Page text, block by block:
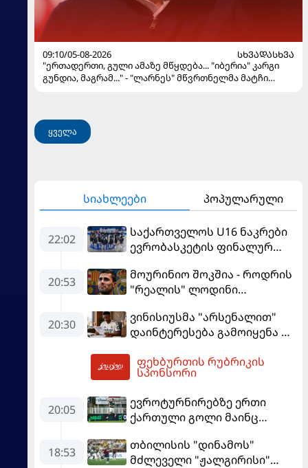
09:10/05-08-2026
ᲡᲮᲕᲐᲓᲐᲡᲮᲕᲐ
"ერთადერთი, გული ამაზე მწყდება... "იბერია" კარგი
გუნდია, მაგრამ..." - "ლარნეს" მწვრთნელმა მატჩი
ყველა
სიახლეები პოპულარული
22:02
საქართველოს U16 ნაკრები
ევრობასკეტის ფინალურ
ასპარეზობას იწყებს
20:53
მოურინიო შოკშია - როდრის
"რეალის" ლოდინი
"ბარსელონაში" გადადის
20:30
ვინისიუსმა "არსენალით"
დაინტერესება გამოიყენა და
მომგებიანად გააგრძელა
ფეხბურთის რუბრიკის
სპონსორი
20:05
ევროტურნირებზე ერთი
ქართული გოლი მაინც
18:53
თბილისის "დინამოს"
მძლეველი "ჟალგირისი"